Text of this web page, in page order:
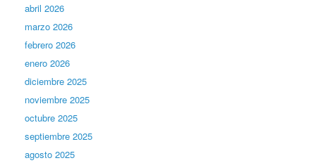
abril 2026
marzo 2026
febrero 2026
enero 2026
diciembre 2025
noviembre 2025
octubre 2025
septiembre 2025
agosto 2025